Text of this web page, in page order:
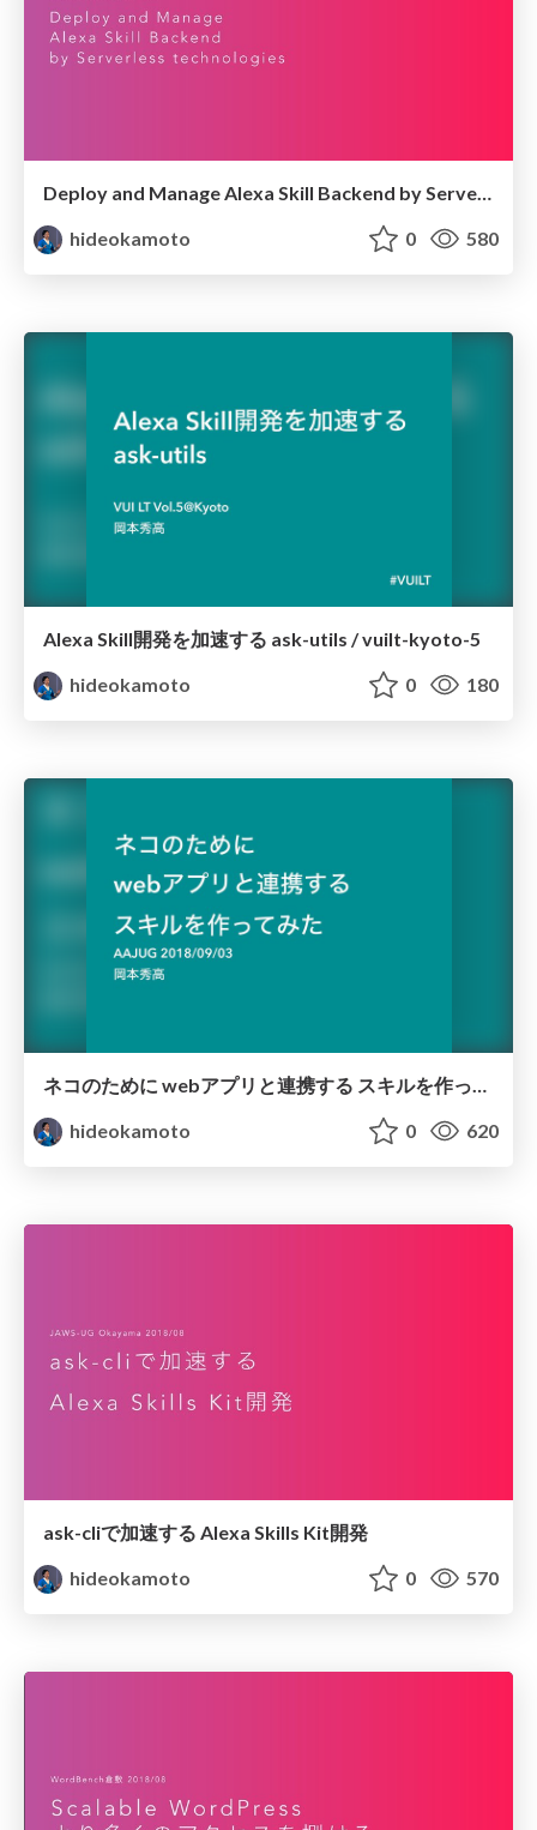
hideokamoto
0 580
Alexa Skill開発を加速する ask-utils / vuilt-kyoto-5
hideokamoto
0 180
ネコのために webアプリと連携する スキルを作ってみた/alexa-for-cat-2018
hideokamoto
0 620
ask-cliで加速する Alexa Skills Kit開発
hideokamoto
0 570